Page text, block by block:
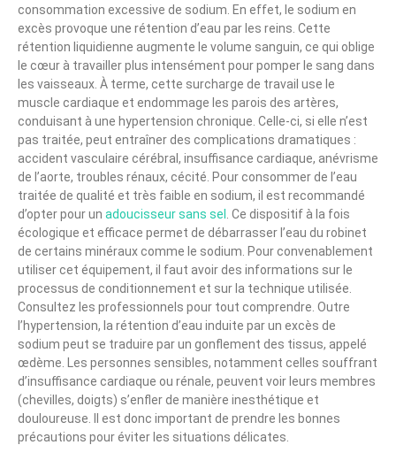
consommation excessive de sodium. En effet, le sodium en
excès provoque une rétention d’eau par les reins. Cette
rétention liquidienne augmente le volume sanguin, ce qui oblige
le cœur à travailler plus intensément pour pomper le sang dans
les vaisseaux. À terme, cette surcharge de travail use le
muscle cardiaque et endommage les parois des artères,
conduisant à une hypertension chronique. Celle-ci, si elle n’est
pas traitée, peut entraîner des complications dramatiques :
accident vasculaire cérébral, insuffisance cardiaque, anévrisme
de l’aorte, troubles rénaux, cécité. Pour consommer de l’eau
traitée de qualité et très faible en sodium, il est recommandé
d’opter pour un adoucisseur sans sel . Ce dispositif à la fois
écologique et efficace permet de débarrasser l’eau du robinet
de certains minéraux comme le sodium. Pour convenablement
utiliser cet équipement, il faut avoir des informations sur le
processus de conditionnement et sur la technique utilisée.
Consultez les professionnels pour tout comprendre. Outre
l’hypertension, la rétention d’eau induite par un excès de
sodium peut se traduire par un gonflement des tissus, appelé
œdème. Les personnes sensibles, notamment celles souffrant
d’insuffisance cardiaque ou rénale, peuvent voir leurs membres
(chevilles, doigts) s’enfler de manière inesthétique et
douloureuse. Il est donc important de prendre les bonnes
précautions pour éviter les situations délicates.